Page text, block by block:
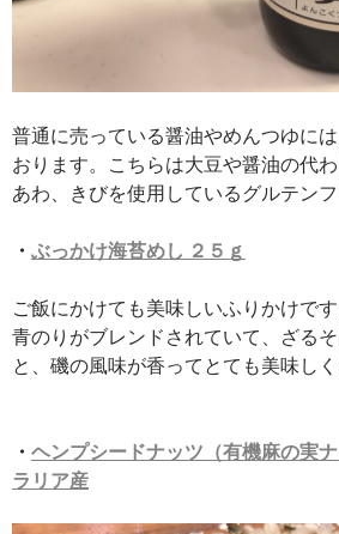
普通に売っている醤油やめんつゆに
おります。こちらは大豆や醤油の代わ
あわ、きびを使用しているグルテンフ
・ ぶっかけ海苔めし ２５ｇ
ご飯にかけても美味しいふりかけで
青のりがブレンドされていて、ざる
と、磯の風味が香ってとても美味しく
・ ヘンプシードナッツ（有機麻の実ナ
ラリア産